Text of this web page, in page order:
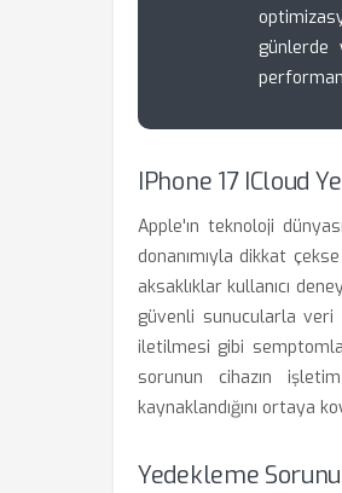
günlerde
IPhone 17 ICloud
Apple'ın teknoloji
donanımıyla dikkat
aksaklıklar kullanıcı
güvenli sunucularla veri
iletilmesi gibi
sorunun cihazın
kaynaklandığını ortaya
Yedekleme